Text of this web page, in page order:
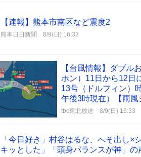
【速報】熊本市南区など震度2
熊本日日新聞 8/9(日) 16:33
【台風情報】ダブ
ホン）11日から12日
13号（ドルフィン）
午後3時現在）【雨風
tbc東北放送 8/9(日) 16:33
「今日好き」村谷はるな、へそ出し×
キッとした」「頭身バランスが神」の